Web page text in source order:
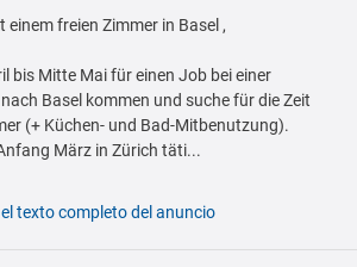
einem freien Zimmer in Basel ,
bis Mitte Mai für einen Job bei einer
Basel kommen und suche für die Zeit
(+ Küchen- und Bad-Mitbenutzung).
März in Zürich täti...
el texto completo del anuncio